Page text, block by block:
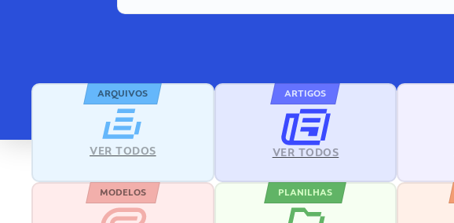
ARQUIVOS
VER TODOS
ARTIGOS
VER TODOS
MODELOS PLANILHAS